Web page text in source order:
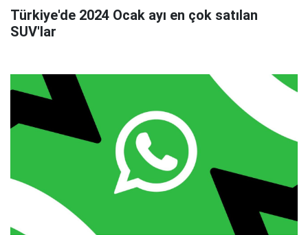
Türkiye'de 2024 Ocak ayı en çok satılan
SUV'lar